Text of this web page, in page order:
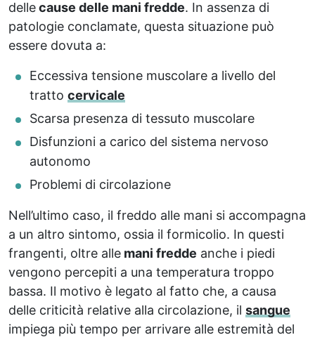
dellecause delle mani fredde. In assenza di
patologie conclamate, questa situazione può
essere dovuta a:
Eccessiva tensione muscolare a livello del
tratto cervicale
Scarsa presenza di tessuto muscolare
Disfunzioni a carico del sistema nervoso
autonomo
Problemi di circolazione
Nell’ultimo caso, il freddo alle mani si accompagna
a un altro sintomo, ossia il formicolio. In questi
frangenti, oltre alle mani fredde anche i piedi
vengono percepiti a una temperatura troppo
bassa. Il motivo è legato al fatto che, a causa
delle criticità relative alla circolazione, il sangue
impiega più tempo per arrivare alle estremità del